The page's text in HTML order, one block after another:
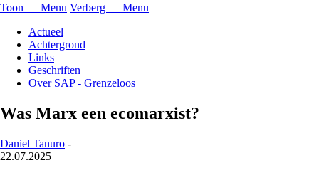
Toon — Menu Verberg — Menu
Actueel
Achtergrond
Links
Geschriften
Over SAP - Grenzeloos
Was Marx een ecomarxist?
Daniel Tanuro -
22.07.2025